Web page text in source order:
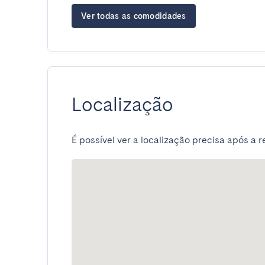
Ver todas as comodidades
Localização
É possível ver a localização precisa após a